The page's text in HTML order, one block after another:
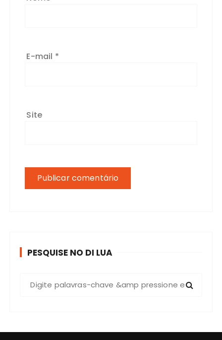
E-mail *
Site
PESQUISE NO DI LUA